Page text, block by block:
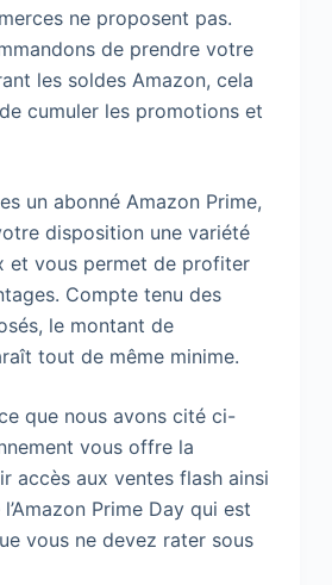
ne proposent pas.
de prendre votre
les soldes Amazon, cela
cumuler les promotions et
un abonné Amazon Prime,
disposition une variété
et vous permet de profiter
Compte tenu des
le montant de
tout de même minime.
que nous avons cité ci-
vous offre la
accès aux ventes flash ainsi
Prime Day qui est
vous ne devez rater sous